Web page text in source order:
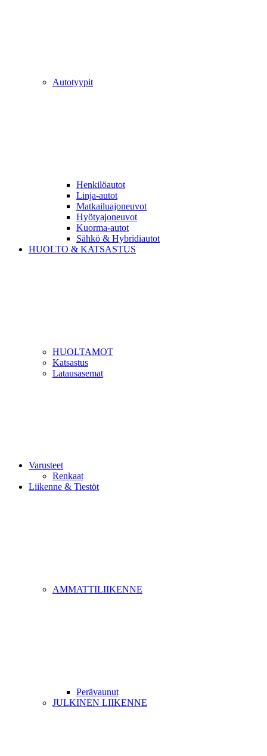
Autotyypit
Henkilöautot
Linja-autot
Matkailuajoneuvot
Hyötyajoneuvot
Kuorma-autot
Sähkö & Hybridiautot
HUOLTO & KATSASTUS
HUOLTAMOT
Katsastus
Latausasemat
Varusteet
Renkaat
Liikenne & Tiestöt
AMMATTILIIKENNE
Perävaunut
JULKINEN LIIKENNE